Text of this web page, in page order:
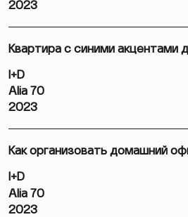
2023
Квартира с синими акцентами
I+D
Alia 70
2023
Как организовать домашний
I+D
Alia 70
2023